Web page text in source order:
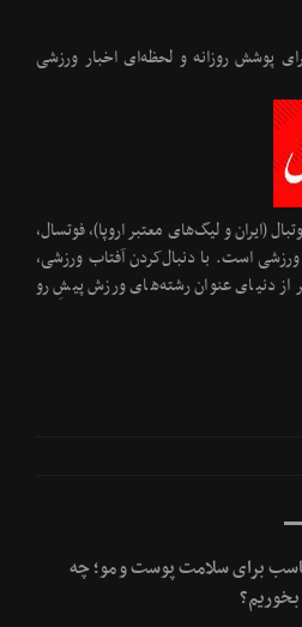
برای شناگران از نگاه سلامت: چرا
و گوش‌گیر مهم‌اند؟
از یک باشگاه ورزشی
و مو؛ چه غذاهایی بخوریم؟
اوریکس گیم | سریع، مطمئن و آسان
بازیکنان رئال مادرید در فصل